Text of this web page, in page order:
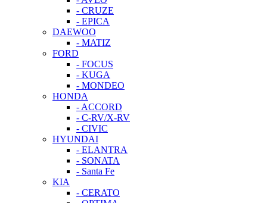
- CRUZE
- EPICA
DAEWOO
- MATIZ
FORD
- FOCUS
- KUGA
- MONDEO
HONDA
- ACCORD
- C-RV/X-RV
- CIVIC
HYUNDAI
- ELANTRA
- SONATA
- Santa Fe
KIA
- CERATO